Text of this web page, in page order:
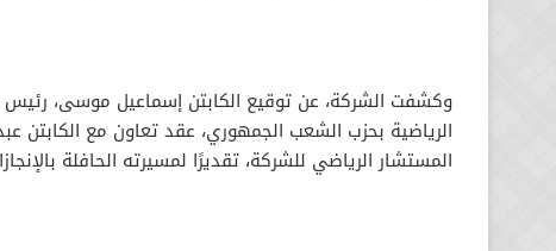
وكشفت الشركة، عن توقيع الكابتن إسماعيل موسى، رئيس
الرياضية بحزب الشعب الجمهوري، عقد تعاون مع الكابتن
المستشار الرياضي للشركة، تقديرًا لمسيرته الحافلة